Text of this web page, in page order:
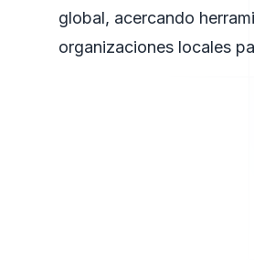
global, acercando
organizaciones locales